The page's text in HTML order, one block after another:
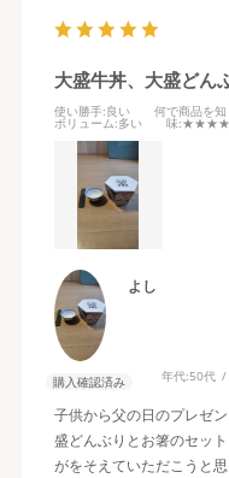
大盛牛丼、大盛どん
使い勝手:良い 何で商品を
ボリューム:多い 味
よし
購入確認済み 年代:50代
子供から父の日のプレゼ
盛どんぶりとお箸のセッ
がをそえていただこうと思